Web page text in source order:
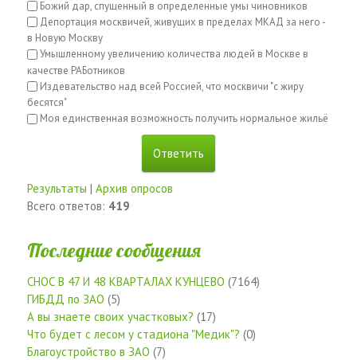
Божий дар, спущенный в определенные умы чиновников
Депортация москвичей, живущих в пределах МКАД за него -
в Новую Москву
Умышленному увеличению количества людей в Москве в
качестве РАБотников
Издевательство над всей Россией, что москвичи "с жиру
бесятся"
Моя единственная возможность получить нормальное жильё
Результаты | Архив опросов
Всего ответов: 419
Последние сообщения
СНОС В 47 И 48 КВАРТАЛАХ КУНЦЕВО (7164)
ГИБДД по ЗАО (5)
А вы знаете своих участковых? (17)
Что будет с лесом у стадиона "Медик"? (0)
Благоустройство в ЗАО (7)